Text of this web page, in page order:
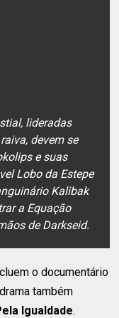
lideradas
devem se
e suas
Lobo da Estepe
Kalibak
a Equação
de Darkseid.
o documentário
também
Igualdade.